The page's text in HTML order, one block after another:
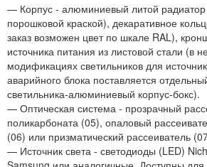
— Корпус - алюминиевый литой
порошковой краской), декаративное
заказ возможен цвет по шкале RAL),
источника питания из листовой стали (в
модификациях светильников для
аварийного блока поставляется
светильника-алюминиевый корпус-бокс).
— Оптическая система - прозрачный
поликарбоната (05), опаловый
(06) или призматический рассеиватель
— Источник света - светодиоды (LED)